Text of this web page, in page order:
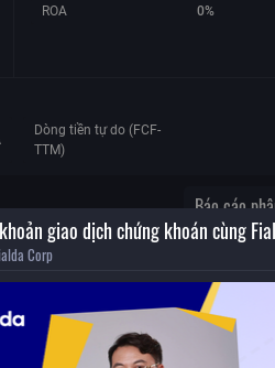
ROA
0%
Dòng tiền tự do (FCF-
TTM)
trị công ty bán niên
10:54
Báo cáo
giao dịch chứng khoán cùng
Corp